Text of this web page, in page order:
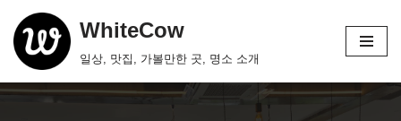
콘
텐
츠
WhiteCow
일상, 맛집, 가볼만한 곳, 명소 소개